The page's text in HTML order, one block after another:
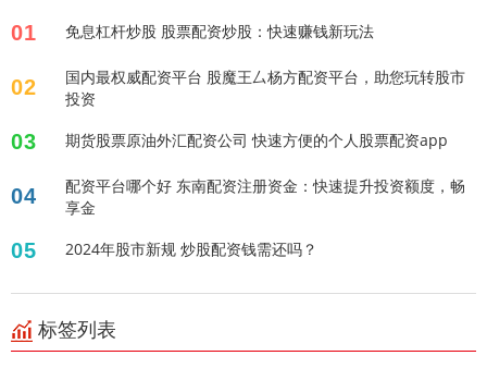
01 免息杠杆炒股 股票配资炒股：快速赚钱新玩法
02
国内最权威配资平台 股魔王厶杨方配资平台，助您玩转股市
投资
03 期货股票原油外汇配资公司 快速方便的个人股票配资app
04
配资平台哪个好 东南配资注册资金：快速提升投资额度，畅
享金
05 2024年股市新规 炒股配资钱需还吗？
标签列表